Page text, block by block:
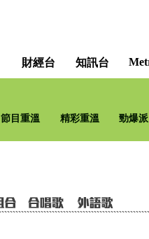
財經台 知訊台
節目重溫 精彩重溫 勁爆